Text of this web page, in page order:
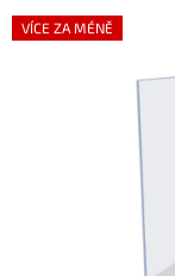
VÍCE ZA MÉNĚ